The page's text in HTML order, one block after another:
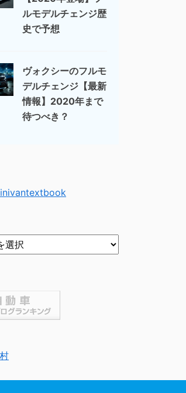
ルモデルチェンジ歴
史で予想
ヴォクシーのフルモ
デルチェンジ【最新
情報】2020年まで
待つべき？